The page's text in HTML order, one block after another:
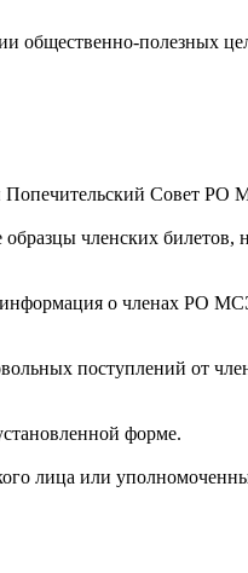
общественно-полезных
Попечительский Совет
членских билетов,
о членах РО
поступлений от
форме.
лица или